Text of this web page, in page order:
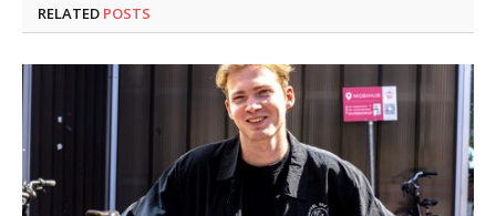
RELATED POSTS